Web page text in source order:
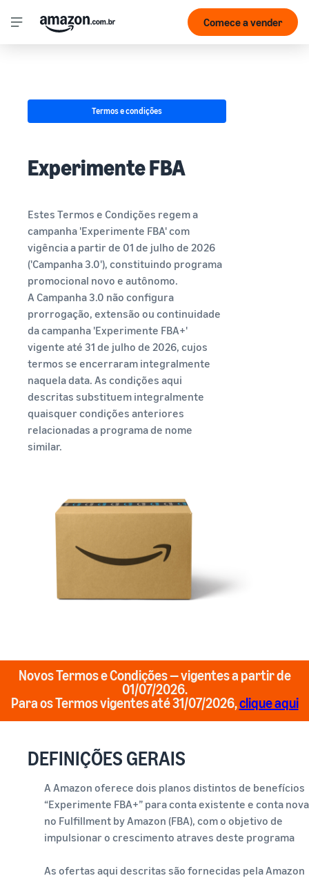
Comece a vender
Termos e condições
Experimente FBA
Estes Termos e Condições regem a
campanha 'Experimente FBA' com
vigência a partir de 01 de julho de 2026
('Campanha 3.0'), constituindo programa
promocional novo e autônomo.
A Campanha 3.0 não configura
prorrogação, extensão ou continuidade
da campanha 'Experimente FBA+'
vigente até 31 de julho de 2026, cujos
termos se encerraram integralmente
naquela data. As condições aqui
descritas substituem integralmente
quaisquer condições anteriores
relacionadas a programa de nome
similar.
Novos Termos e Condições — vigentes a partir de
01/07/2026.
Para os Termos vigentes até 31/07/2026,clique aqui
DEFINIÇÕES GERAIS
A Amazon oferece dois planos distintos de benefícios
“Experimente FBA+” para conta existente e conta nova
no Fulfillment by Amazon (FBA), com o objetivo de
impulsionar o crescimento atraves deste programa
As ofertas aqui descritas são fornecidas pela Amazon